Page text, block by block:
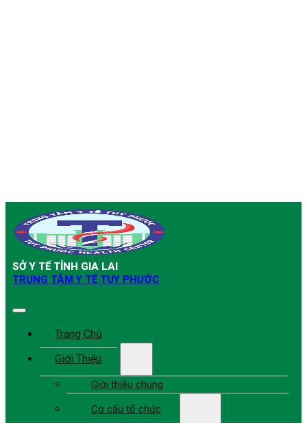
SỞ Y TẾ TỈNH GIA LAI
TRUNG TÂM Y TẾ TUY PHƯỚC
Trang Chủ
Giới Thiệu
Giới thiệu chung
Cơ cấu tổ chức